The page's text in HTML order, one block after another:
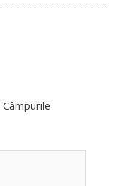
Câmpurile